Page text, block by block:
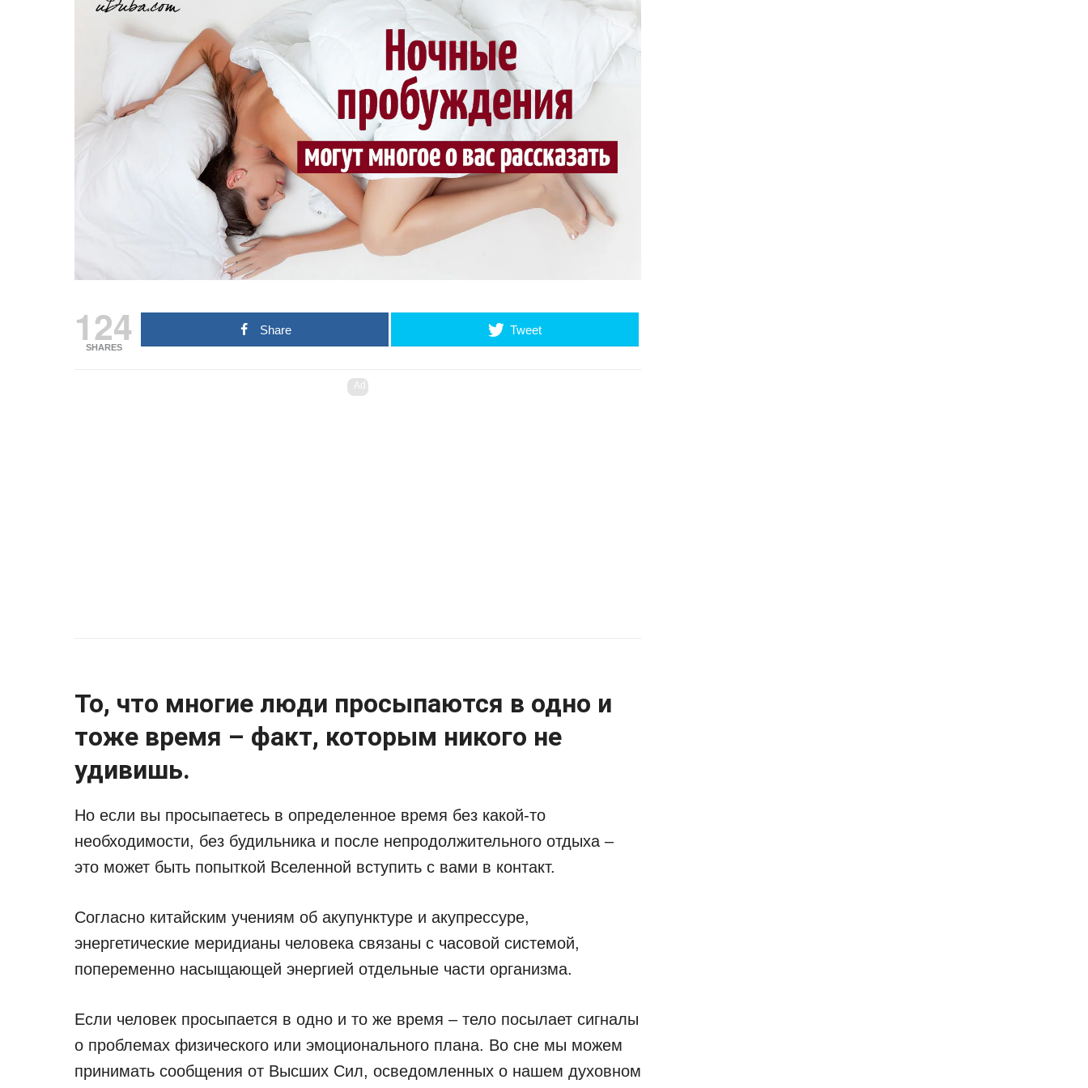
124
SHARES
Share Tweet
Ad
То, что многие люди просыпаются в одно и
тоже время – факт, которым никого не
удивишь.
Но если вы просыпаетесь в определенное время без какой-то
необходимости, без будильника и после непродолжительного отдыха –
это может быть попыткой Вселенной вступить с вами в контакт.
Согласно китайским учениям об акупунктуре и акупрессуре,
энергетические меридианы человека связаны с часовой системой,
попеременно насыщающей энергией отдельные части организма.
Если человек просыпается в одно и то же время – тело посылает сигналы
о проблемах физического или эмоционального плана. Во сне мы можем
принимать сообщения от Высших Сил, осведомленных о нашем духовном